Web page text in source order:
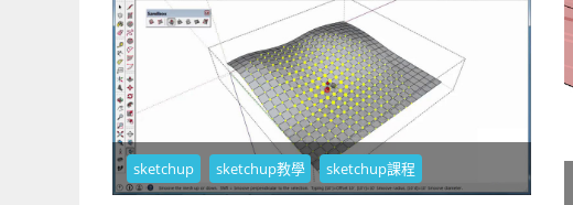
sketchup sketchup教學 sketchup課程